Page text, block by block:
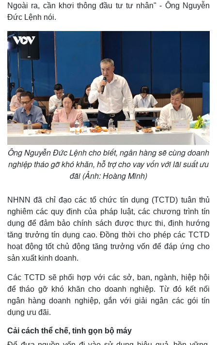
Kinh tế
Thị trường
Giá vàng
Tỷ giá
Chứng khoán
Giá cà phê
Ngoài ra, cần khơi thông đầu tư tư nhân" - Ông Nguyễn
Đức Lệnh nói.
Ông Nguyễn Đức Lệnh cho biết, ngân hàng sẽ cùng doanh
nghiệp tháo gỡ khó khăn, hỗ trợ cho vay vốn với lãi suất ưu
đãi (Ảnh: Hoàng Minh)
NHNN đã chỉ đạo các tổ chức tín dụng (TCTD) tuân thủ
nghiêm các quy định của pháp luật, các chương trình tín
dụng để đảm bảo chính sách được thực thi, định hướng
tăng trưởng tín dụng cao. Đồng thời cho phép các TCTD
hoạt động tốt chủ động tăng trưởng vốn để đáp ứng cho
sản xuất kinh doanh.
Các TCTD sẽ phối hợp với các sở, ban, ngành, hiệp hội
để tháo gỡ khó khăn cho doanh nghiệp. Từ đó kết nối
ngân hàng doanh nghiệp, gắn với giải ngân các gói tín
dụng ưu đãi.
Cải cách thể chế, tinh gọn bộ máy